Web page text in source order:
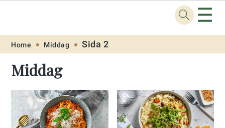
Skip
primary
navigation
Skip
main
content
Skip
primary
sidebar
Skip
footer
Recept.one ☰
Home Middag Sida 2
Middag